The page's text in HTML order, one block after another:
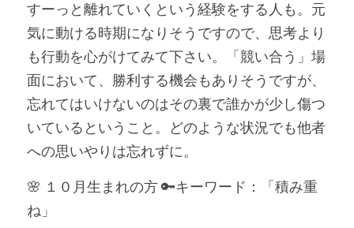
すーっと離れていくという経験をする人も。元
気に動ける時期になりそうですので、思考より
も行動を心がけてみて下さい。「競い合う」場
面において、勝利する機会もありそうですが、
忘れてはいけないのはその裏で誰かが少し傷つ
いているということ。どのような状況でも他者
への思いやりは忘れずに。
🌸 １０月生まれの方 🔑キーワード：「積み重
ね」